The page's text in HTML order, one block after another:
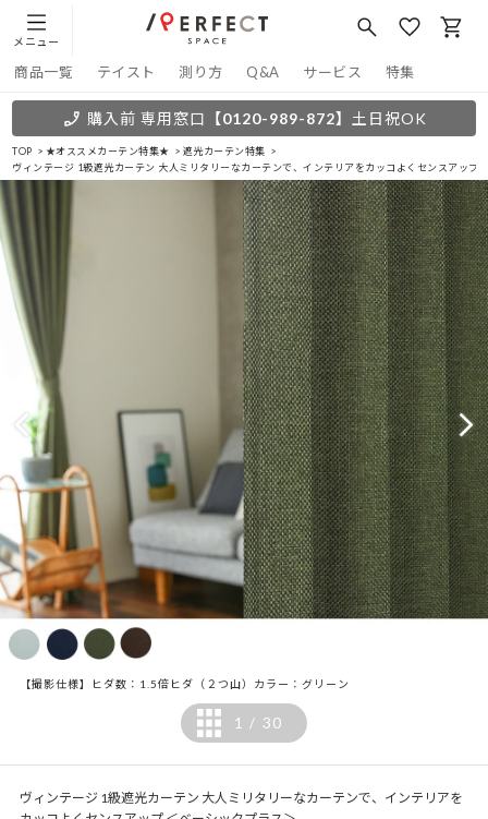
メニュー
商品一覧 テイスト 測り方 Q&A サービス 特集
購入前 専用窓口 【0120-989-872】 土日祝OK
TOP ★オススメカーテン特集★
遮光カーテン特集
ヴィンテージ 1級遮光カーテン 大人ミリタリーなカーテンで、インテリアをカッコよくセンスアップ
【撮影仕様】ヒダ数：1.5倍ヒダ（２つ山）カラー：グリーン
1 / 30
ヴィンテージ 1級遮光カーテン 大人ミリタリーなカーテンで、インテリアを